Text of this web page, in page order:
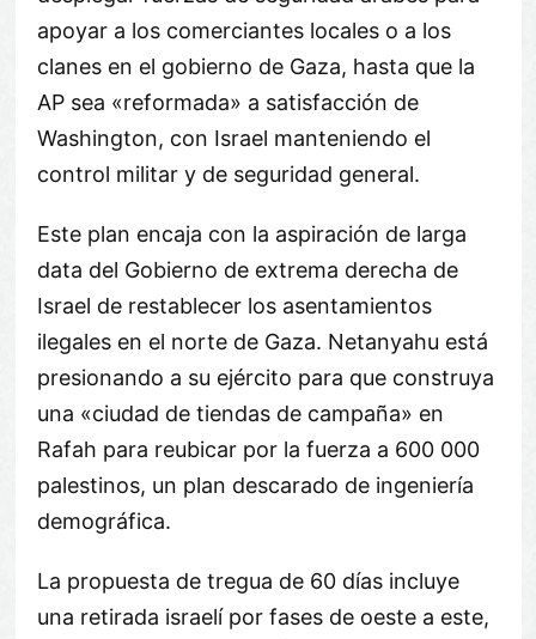
apoyar a los comerciantes locales o a los
clanes en el gobierno de Gaza, hasta que la
AP sea «reformada» a satisfacción de
Washington, con Israel manteniendo el
control militar y de seguridad general.
Este plan encaja con la aspiración de larga
data del Gobierno de extrema derecha de
Israel de restablecer los asentamientos
ilegales en el norte de Gaza. Netanyahu está
presionando a su ejército para que construya
una «ciudad de tiendas de campaña» en
Rafah para reubicar por la fuerza a 600 000
palestinos, un plan descarado de ingeniería
demográfica.
La propuesta de tregua de 60 días incluye
una retirada israelí por fases de oeste a este,